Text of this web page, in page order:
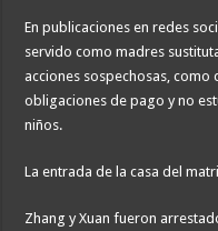
En publicaciones en redes
servido como madres
acciones sospechosas,
obligaciones de pago y no
niños.
La entrada de la casa del
Zhang y Xuan fueron